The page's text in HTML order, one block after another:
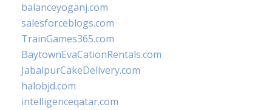
balanceyoganj.com
salesforceblogs.com
TrainGames365.com
BaytownEvaCationRentals.com
JabalpurCakeDelivery.com
halobjd.com
intelligenceqatar.com